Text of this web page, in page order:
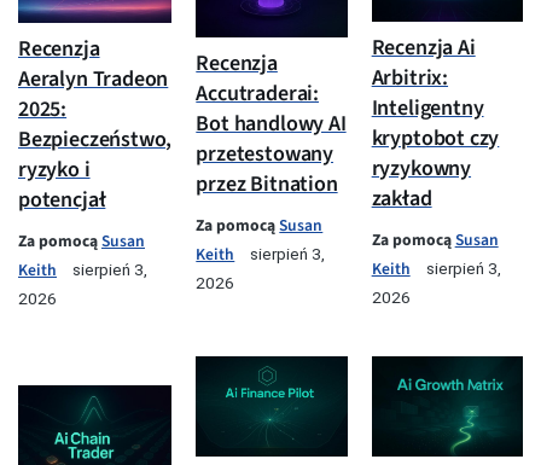
Recenzja
Aeralyn Tradeon
2025:
Bezpieczeństwo,
ryzyko i
potencjał
Za pomocąSusan
Keith
sierpień 3,
2026
Recenzja
Accutraderai:
Bot handlowy AI
przetestowany
przez Bitnation
Za pomocąSusan
Keith
sierpień 3,
2026
Recenzja Ai
Arbitrix:
Inteligentny
kryptobot czy
ryzykowny
zakład
Za pomocąSusan
Keith
sierpień 3,
2026